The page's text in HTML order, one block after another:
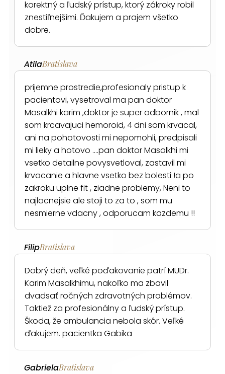
korektný a ľudský prístup, ktorý zákroky robil
znestiľnejšími. Ďakujem a prajem všetko
dobre.
AtilaBratislava
prijemne prostredie,profesionaly pristup k
pacientovi, vysetroval ma pan doktor
Masalkhi karim ,doktor je super odbornik , mal
som krcavajuci hemoroid, 4 dni som krvacal,
ani na pohotovosti mi nepomohli, predpisali
mi lieky a hotovo ….pan doktor Masalkhi mi
vsetko detailne povysvetloval, zastavil mi
krvacanie a hlavne vsetko bez bolesti !a po
zakroku uplne fit , ziadne problemy, Neni to
najlacnejsie ale stoji to za to , som mu
nesmierne vdacny , odporucam kazdemu !!
FilipBratislava
Dobrý deň, veľké poďakovanie patrí MUDr.
Karim Masalkhimu, nakoľko ma zbavil
dvadsať ročných zdravotných problémov.
Taktiež za profesionálny a ľudský prístup.
Škoda, že ambulancia nebola skôr. Veľké
ďakujem. pacientka Gabika
GabrielaBratislava